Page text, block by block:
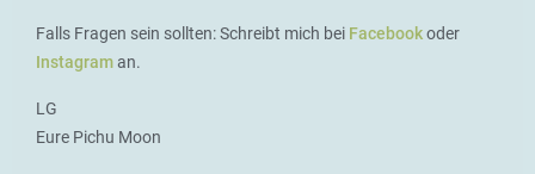
Falls Fragen sein sollten: Schreibt mich bei Facebookoder
Instagraman.
LG
Eure Pichu Moon